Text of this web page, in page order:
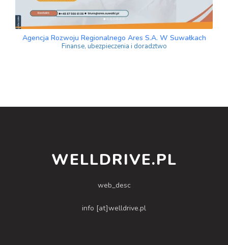
Agencja Rozwoju Regionalnego Ares S.A. W Suwałkach
Finanse, ubezpieczenia i doradztwo
WELLDRIVE.PL
web_desc
info [at]welldrive.pl